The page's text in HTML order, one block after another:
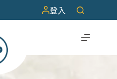
登入